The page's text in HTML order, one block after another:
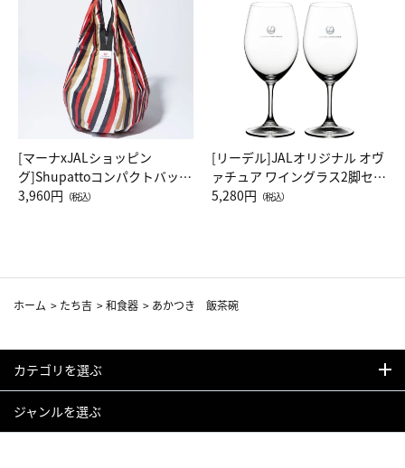
[マーナxJALショッピン
グ]Shupattoコンパクトバッグ
Drop JAL客室乗務員（LC）ス
3,960円 （税込）
[リーデル]JALオリジナル オヴ
ァチュア ワイングラス2脚セッ
ト（レッドワイン）
5,280円 （税込）
ホーム > たち吉 >和食器 > あかつき 飯茶碗
カテゴリを選ぶ
ジャンルを選ぶ